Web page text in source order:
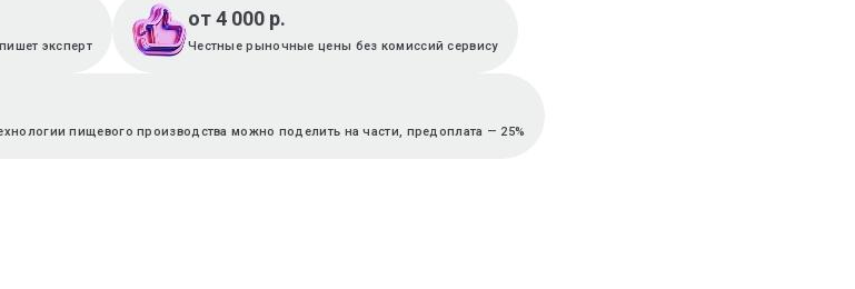
эксперт
от 4 000 р.
Честные рыночные цены без комиссий сервису
пищевого производства можно поделить на части, предоплата — 25%